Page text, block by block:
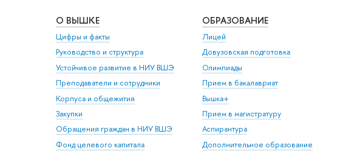
О ВЫШКЕ
Цифры и факты
Руководство и структура
Устойчивое развитие в НИУ ВШЭ
Преподаватели и сотрудники
Корпуса и общежития
Закупки
Обращения граждан в НИУ ВШЭ
Фонд целевого капитала
ОБРАЗОВАНИЕ
Лицей
Довузовская подготовка
Олимпиады
Прием в бакалавриат
Вышка+
Прием в магистратуру
Аспирантура
Дополнительное образование